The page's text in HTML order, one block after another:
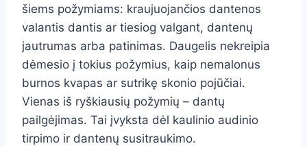
šiems požymiams: kraujuojančios dantenos
valantis dantis ar tiesiog valgant, dantenų
jautrumas arba patinimas. Daugelis nekreipia
dėmesio į tokius požymius, kaip nemalonus
burnos kvapas ar sutrikę skonio pojūčiai.
Vienas iš ryškiausių požymių – dantų
pailgėjimas. Tai įvyksta dėl kaulinio audinio
tirpimo ir dantenų susitraukimo.